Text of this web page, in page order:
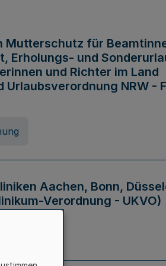
Mutterschutz für
Erholungs- und
und Richter im Land
NRW -
Aachen, Bonn,
Verordnung - UKVO)